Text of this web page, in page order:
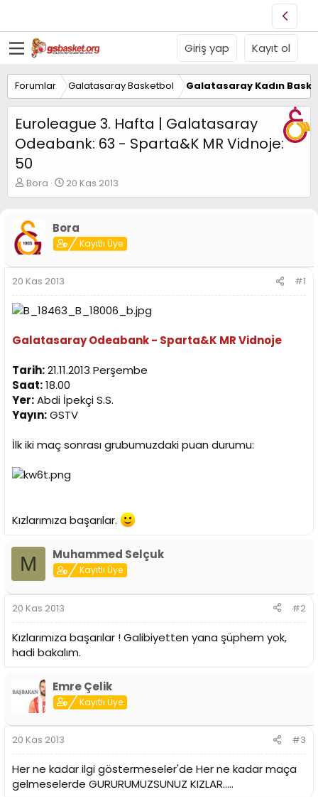
Giriş yap Kayıt ol
Forumlar Galatasaray Basketbol Galatasaray Kadın
Euroleague 3. Hafta | Galatasaray
Odeabank: 63 - Sparta&K MR Vidnoje:
50
K
o
u
y
u
B
a
ş
l
a
a
n
Bora
B
a
a
n
ı
t
a
i
h
20 Kas 2013
Bora
Kayıtlı Üye
20 Kas 2013 #1
Galatasaray Odeabank - Sparta&K MR Vidnoje
Tarih:21.11.2013 Perşembe
Saat:18.00
Yer:Abdi İpekçi S.S.
Yayın:GSTV
İlk iki maç sonrası grubumuzdaki puan durumu:
Kızlarımıza başarılar.
M Muhammed Selçuk
Kayıtlı Üye
20 Kas 2013 #2
Kızlarımıza başarılar ! Galibiyetten yana şüphem yok,
hadi bakalım.
Emre Çelik
Kayıtlı Üye
20 Kas 2013 #3
Her ne kadar ilgi göstermeseler'de Her ne kadar maça
gelmeselerde GURURUMUZSUNUZ KIZLAR.....